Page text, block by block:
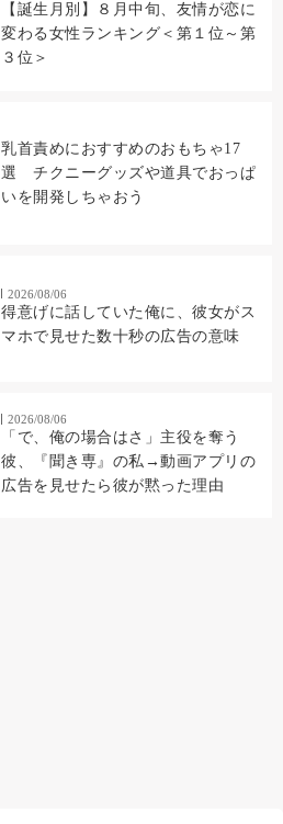
【誕生月別】８月中旬、友情が恋に
変わる女性ランキング＜第１位～第
３位＞
乳首責めにおすすめのおもちゃ17
選 チクニーグッズや道具でおっぱ
いを開発しちゃおう
2026/08/06
得意げに話していた俺に、彼女がス
マホで見せた数十秒の広告の意味
2026/08/06
「で、俺の場合はさ」主役を奪う
彼、『聞き専』の私→動画アプリの
広告を見せたら彼が黙った理由